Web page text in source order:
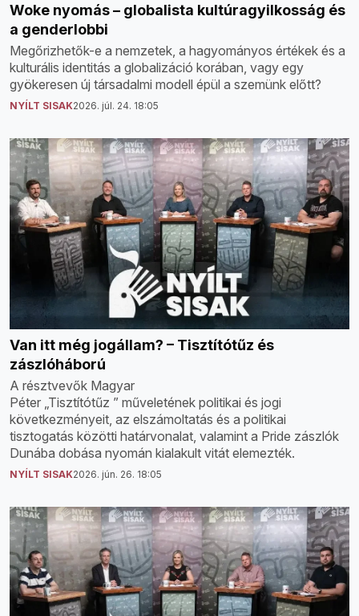
Woke nyomás – globalista kultúragyilkosság és
a genderlobbi
Megőrizhetők-e a nemzetek, a hagyományos értékek és a
kulturális identitás a globalizáció korában, vagy egy
gyökeresen új társadalmi modell épül a szemünk előtt?
NYÍLT SISAK2026. júl. 24. 18:05
Van itt még jogállam? – Tisztítótűz és
zászlóháború
A résztvevők Magyar
Péter „Tisztítótűz ” műveletének politikai és jogi
következményeit, az elszámoltatás és a politikai
tisztogatás közötti határvonalat, valamint a Pride zászlók
Dunába dobása nyomán kialakult vitát elemezték.
NYÍLT SISAK2026. jún. 26. 18:05